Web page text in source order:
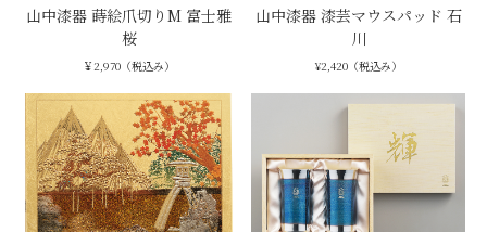
山中漆器 蒔絵爪切りM 富士雅
桜
￥2,970（税込み）
山中漆器 漆芸マウスパッド 石
川
¥2,420（税込み）